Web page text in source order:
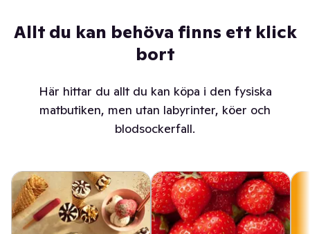
Allt du kan behöva finns ett klick
bort
Här hittar du allt du kan köpa i den fysiska
matbutiken, men utan labyrinter, köer och
blodsockerfall.